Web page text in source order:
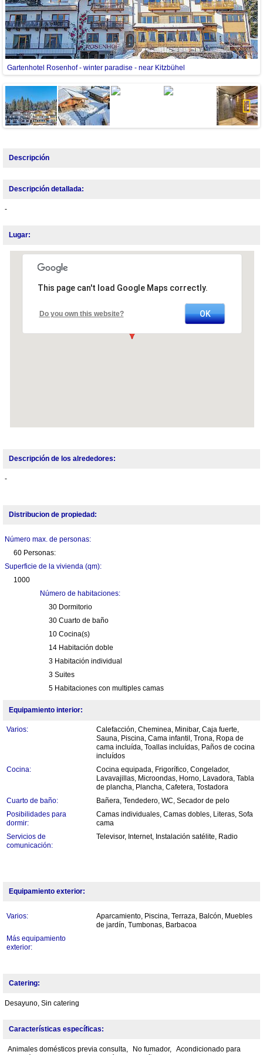
Gartenhotel Rosenhof - winter paradise - near Kitzbühel
Next
Descripción
Descripción detallada:
-
Lugar:
This page can't load Google Maps correctly.
Do you own this website? OK
Descripción de los alrededores:
-
Distribucion de propiedad:
Número max. de personas:
60 Personas:
Superficie de la vivienda (qm):
1000
Número de habitaciones:
30 Dormitorio
30 Cuarto de baño
10 Cocina(s)
14 Habitación doble
3 Habitación individual
3 Suites
5 Habitaciones con multiples camas
Equipamiento interior:
Varios:
Calefacción, Cheminea, Minibar, Caja fuerte,
Sauna, Piscina, Cama infantil, Trona, Ropa de
cama incluída, Toallas incluídas, Paños de cocina
incluídos
Cocina:
Cocina equipada, Frigorífico, Congelador,
Lavavajillas, Microondas, Horno, Lavadora, Tabla
de plancha, Plancha, Cafetera, Tostadora
Cuarto de baño:
Bañera, Tendedero, WC, Secador de pelo
Posibilidades para
dormir:
Camas individuales, Camas dobles, Literas, Sofa
cama
Servicios de
comunicación:
Televisor, Internet, Instalación satélite, Radio
Equipamiento exterior:
Varios:
Aparcamiento, Piscina, Terraza, Balcón, Muebles
de jardín, Tumbonas, Barbacoa
Más equipamiento
exterior:
Catering:
Desayuno, Sin catering
Características específicas:
Animales domésticos previa consulta, No fumador, Acondicionado para